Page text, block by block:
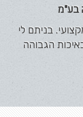
בע"מ
בניתם לי
הגבוהה